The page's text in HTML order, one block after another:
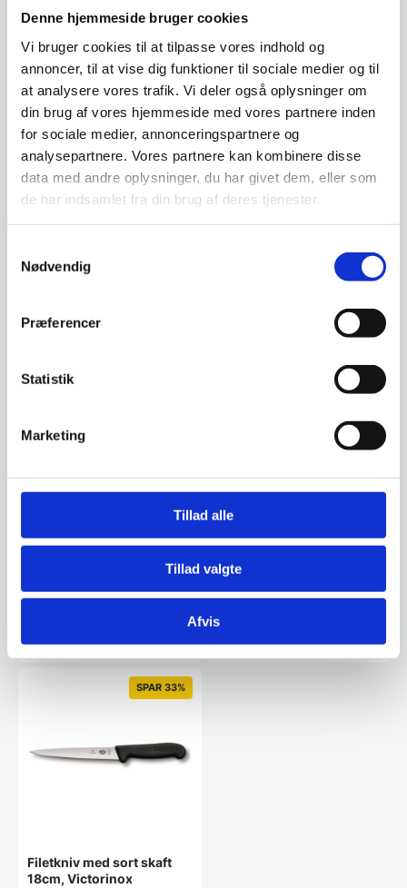
Denne hjemmeside bruger cookies
Vi bruger cookies til at tilpasse vores indhold og
annoncer, til at vise dig funktioner til sociale medier og til
at analysere vores trafik. Vi deler også oplysninger om
din brug af vores hjemmeside med vores partnere inden
for sociale medier, annonceringspartnere og
analysepartnere. Vores partnere kan kombinere disse
data med andre oplysninger, du har givet dem, eller som
de har indsamlet fra din brug af deres tjenester.
Nødvendig
Præferencer
Statistik
Marketing
Tillad alle
Tillad valgte
Afvis
Lurch Køkkenhandske i
silkone og stof, isoleret –
TOPKVALITET
Isoleret og slidstærk
køkkenhandske fra Lurch, der
kombinerer fleksibelt stof…
pris
Den
118,00 DKK.
Kokkekniv 20 cm – Yaxell
RAN
RANSerien: RAN er et skridt op i
kvalitet i forhold til…
oprindelige
Termobakke fra Hendi
køleelementer + 1 stk. låg.
Måler: 430x290x(H)150 mm.
344,00DKK
Vi prismatcher
Hendi – Plastik flaske Rød
Ketchup og andre former for
dressinger. 0,7 L måler…
16,00DKK
Vi prismatcher
SPAR 33%
Filetkniv med sort skaft
18cm, Victorinox